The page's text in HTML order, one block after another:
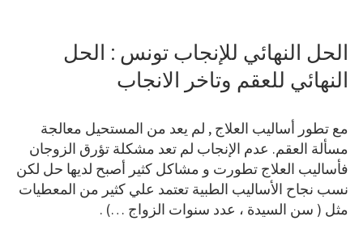
الحل النهائي للإنجاب تونس : الحل
النهائي للعقم وتاخر الانجاب
مع تطور أساليب العلاج , لم يعد من المستحيل معالجة
مسألة العقم. عدم الإنجاب لم تعد مشكلة تؤرق الزوجان
فأساليب العلاج تطورت و مشاكل كثير أصبح لديها حل لكن
نسب نجاح الأساليب الطبية تعتمد علي كثير من المعطيات
مثل ( سن السيدة ، عدد سنوات الزواج …) .